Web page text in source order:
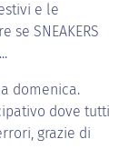
e le
SNEAKERS
domenica.
dove tutti
grazie di